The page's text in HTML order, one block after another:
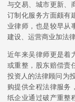
与交易、城市更新、
订制化服务方面颇有
业律师，也是较早从
建设、运营商业加法
近年来吴律师更是着
或重整，股东赔偿责
投资人的法律顾问为
购提供全程法律服务
纸企业通过破产重整